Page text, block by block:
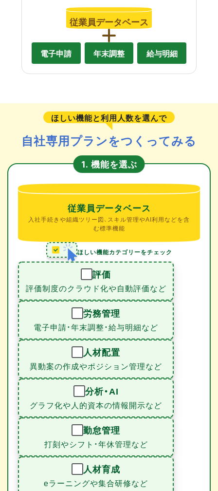
従業員データベース
電子申請 年末調整 給与明細
ほしい機能と利用人数を選んで
自社専用プランをつくってみる
1. 機能を選ぶ
従業員データベース
入社手続きや組織ツリー図、スキル管理やAI利用などを含
む標準機能
ほしい機能カテゴリーをチェック
評価
評価制度のクラウド化や自動評価など
労務管理
電子申請・年末調整・給与明細など
人材配置
異動案の作成やポジション管理など
分析・AI
グラフ化や人的資本の情報開示など
勤怠管理
打刻やシフト・年休管理など
人材育成
eラーニングや集合研修など